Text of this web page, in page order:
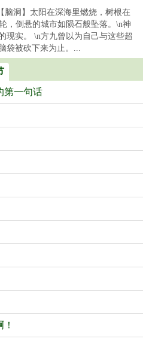
脑洞】太阳在深海里燃烧，树根在
，倒悬的城市如陨石般坠落。\n神
现实。 \n方九曾以为自己与这些超
袋被砍下来为止。...
第一句话